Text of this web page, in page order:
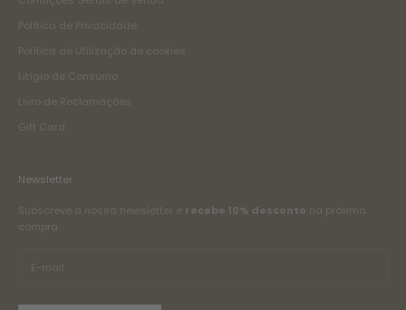
Política de Privacidade
Política de Utilização de cookies
Litígio de Consumo
Livro de Reclamações
Gift Card
Newsletter
Subscreve a nossa newsletter e recebe 10% desconto na próxima
compra.